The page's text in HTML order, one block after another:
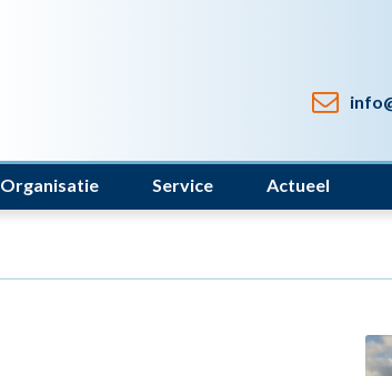
Organisatie Service Actueel